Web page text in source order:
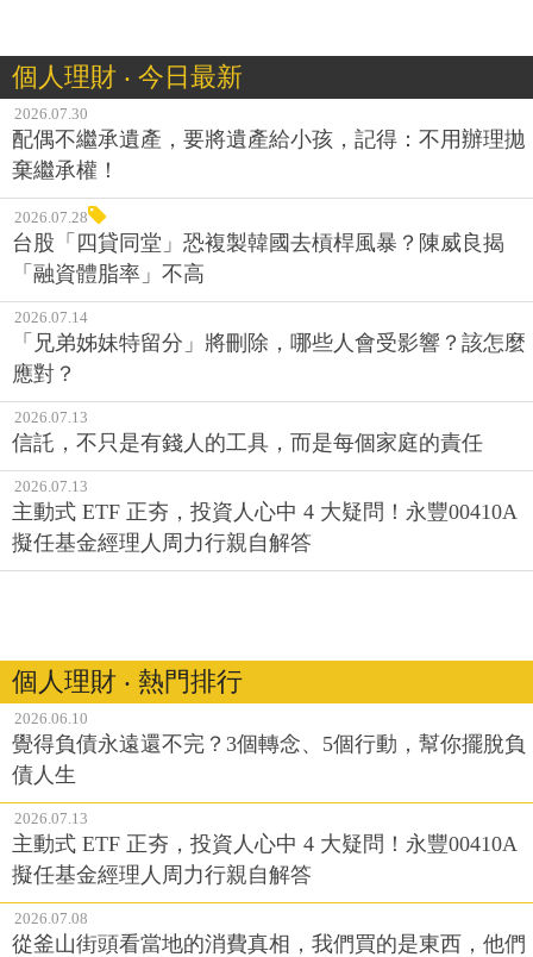
個人理財 ‧ 今日最新
2026.07.30
配偶不繼承遺產，要將遺產給小孩，記得：不用辦理拋
棄繼承權！
2026.07.28
台股「四貸同堂」恐複製韓國去槓桿風暴？陳威良揭
「融資體脂率」不高
2026.07.14
「兄弟姊妹特留分」將刪除，哪些人會受影響？該怎麼
應對？
2026.07.13
信託，不只是有錢人的工具，而是每個家庭的責任
2026.07.13
主動式 ETF 正夯，投資人心中 4 大疑問！永豐00410A
擬任基金經理人周力行親自解答
個人理財 ‧ 熱門排行
2026.06.10
覺得負債永遠還不完？3個轉念、5個行動，幫你擺脫負
債人生
2026.07.13
主動式 ETF 正夯，投資人心中 4 大疑問！永豐00410A
擬任基金經理人周力行親自解答
2026.07.08
從釜山街頭看當地的消費真相，我們買的是東西，他們